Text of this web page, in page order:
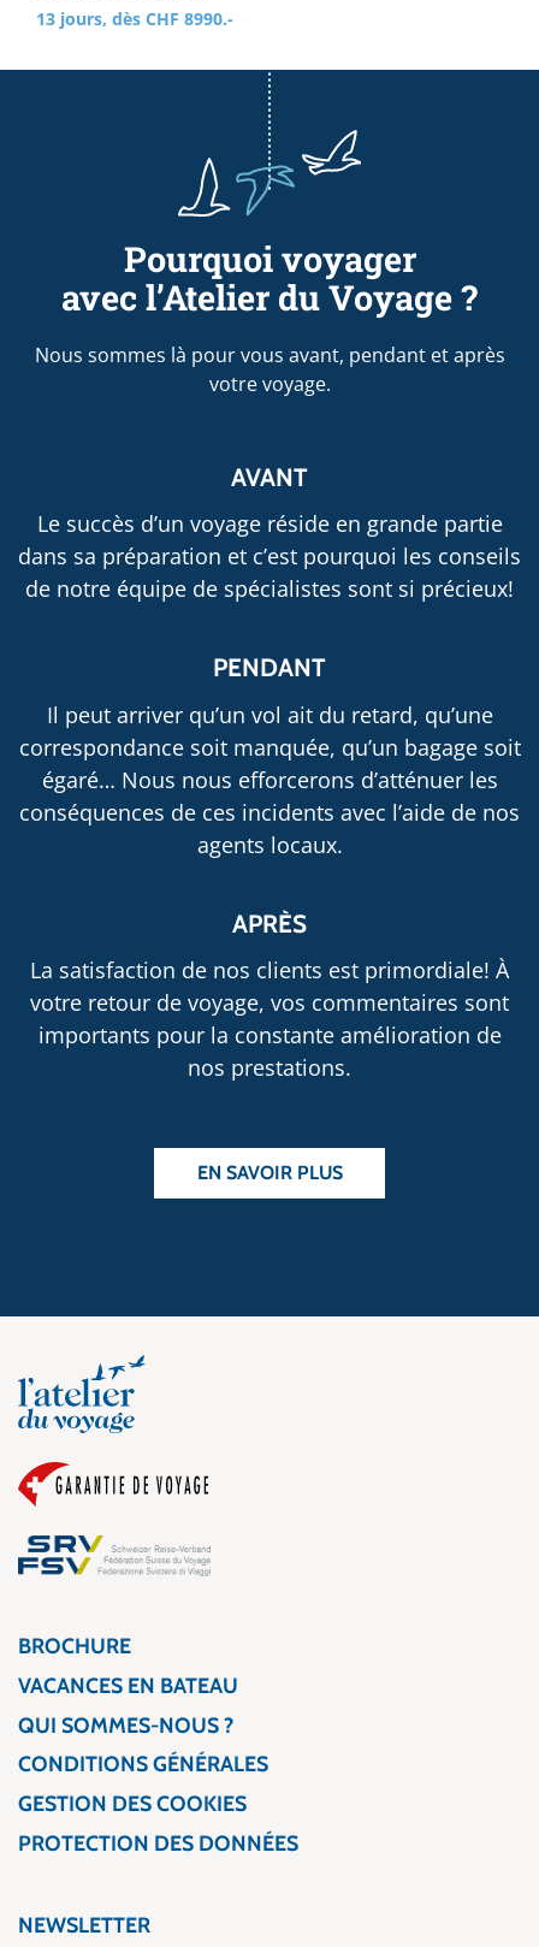
13 jours, dès CHF 8990.-
Pourquoi voyager
avec l’Atelier du Voyage ?
Nous sommes là pour vous avant, pendant et après
votre voyage.
AVANT
Le succès d’un voyage réside en grande partie
dans sa préparation et c’est pourquoi les conseils
de notre équipe de spécialistes sont si précieux!
PENDANT
Il peut arriver qu’un vol ait du retard, qu’une
correspondance soit manquée, qu’un bagage soit
égaré… Nous nous efforcerons d’atténuer les
conséquences de ces incidents avec l’aide de nos
agents locaux.
APRÈS
La satisfaction de nos clients est primordiale! À
votre retour de voyage, vos commentaires sont
importants pour la constante amélioration de
nos prestations.
EN SAVOIR PLUS
BROCHURE
VACANCES EN BATEAU
QUI SOMMES-NOUS ?
CONDITIONS GÉNÉRALES
GESTION DES COOKIES
PROTECTION DES DONNÉES
NEWSLETTER